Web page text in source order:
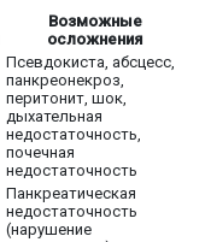
Возможные
осложнения
Псевдокиста, абсцесс,
панкреонекроз,
перитонит, шок,
дыхательная
недостаточность,
почечная
недостаточность
Панкреатическая
недостаточность
(нарушение